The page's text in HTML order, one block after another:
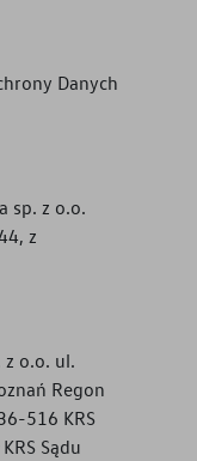
Danych
sp. z o.o.
z
z o.o. ul.
Regon
516 KRS
Sądu